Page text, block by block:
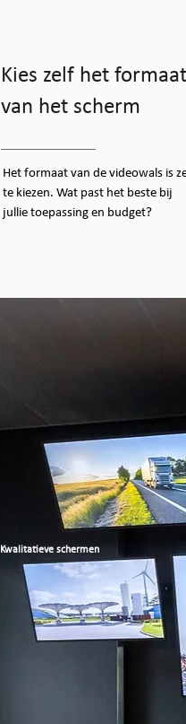
Kies zelf het formaat
van het scherm
Het formaat van de videowals is
te kiezen. Wat past het beste bij
jullie toepassing en budget?
Kwalitatieve schermen